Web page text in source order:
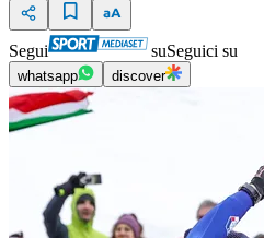
Segui suSeguici su
whatsapp discover